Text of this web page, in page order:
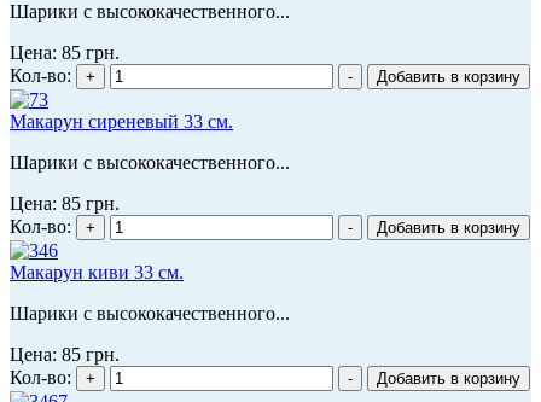
Шарики с высококачественного...
Цена: 85 грн.
Кол-во:
Макарун сиреневый 33 см.
Шарики с высококачественного...
Цена: 85 грн.
Кол-во:
Макарун киви 33 см.
Шарики с высококачественного...
Цена: 85 грн.
Кол-во: